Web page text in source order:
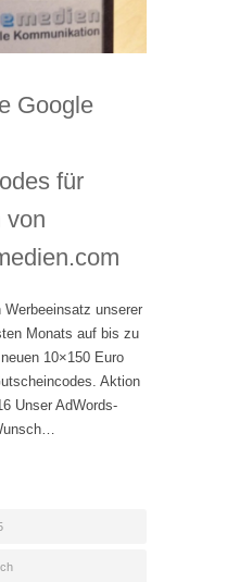
Google
für
von
Werbeeinsatz unserer
Monats auf bis zu
10×150 Euro
Aktion
Unser AdWords-